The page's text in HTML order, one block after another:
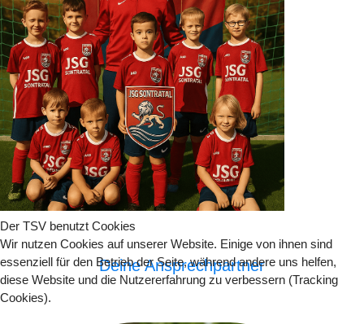
Deine Ansprechpartner
Der TSV benutzt Cookies
Wir nutzen Cookies auf unserer Website. Einige von ihnen sind
essenziell für den Betrieb der Seite, während andere uns helfen,
diese Website und die Nutzererfahrung zu verbessern (Tracking
Cookies).